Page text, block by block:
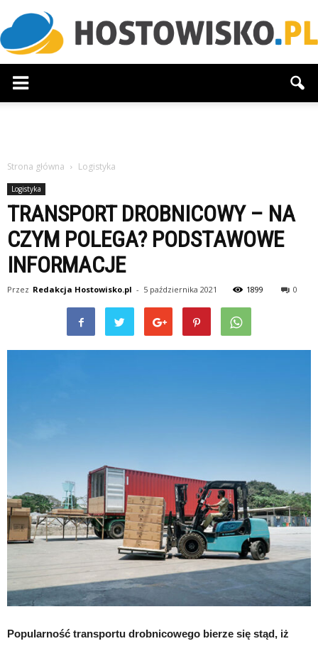
Strona główna Logistyka
Logistyka
TRANSPORT DROBNICOWY – NA
CZYM POLEGA? PODSTAWOWE
INFORMACJE
Przez Redakcja Hostowisko.pl - 5 października 2021 1899 0
Popularność transportu drobnicowego bierze się stąd, iż